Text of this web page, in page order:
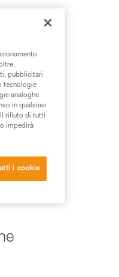
pubblicitari
tecnologie
analoghe
in qualsiasi
rifiuto di tutti
impedirà
i cookie